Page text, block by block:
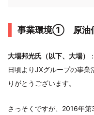
事業環境① 原油
大場邦光氏（以下、大場）
日頃よりJXグループの事業
りがとうございます。
さっそくですが、2016年